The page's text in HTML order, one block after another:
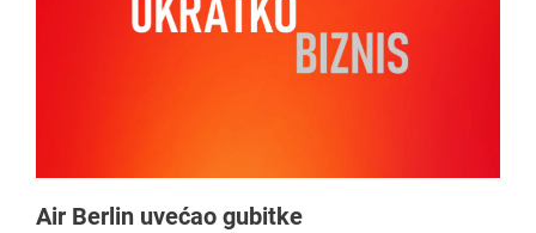
Air Berlin uvećao gubitke